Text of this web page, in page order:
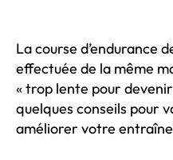
La course d’endurance
effectuée de la même
« trop lente pour
quelques conseils pour
améliorer votre